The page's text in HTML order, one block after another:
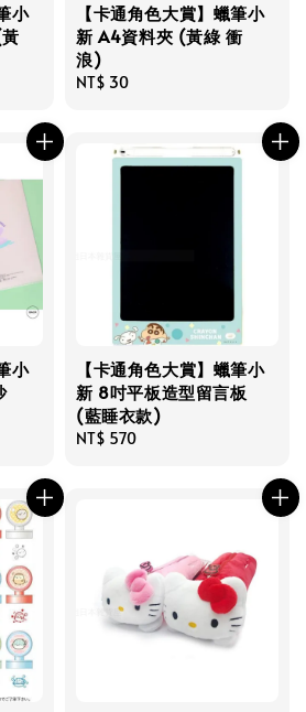
小
【卡通角色大賞】蠟筆小
新 A4資料夾 (黃綠 衝
浪)
Regular
NT$ 30
小
【卡通角色大賞】蠟筆小
新 8吋平板造型留言板
(藍睡衣款)
Regular
NT$ 570